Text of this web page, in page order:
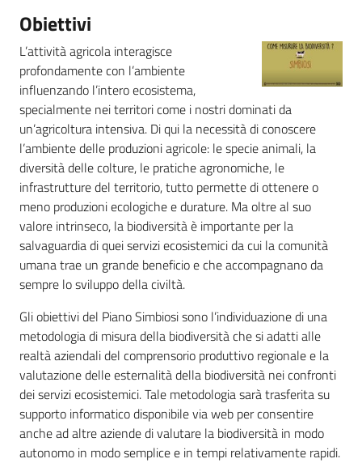
in
cifre
Seguici
su
Obiettivi
L’attività agricola interagisce
profondamente con l’ambiente
influenzando l’intero ecosistema,
specialmente nei territori come i nostri dominati da
un’agricoltura intensiva. Di qui la necessità di conoscere
l’ambiente delle produzioni agricole: le specie animali, la
diversità delle colture, le pratiche agronomiche, le
infrastrutture del territorio, tutto permette di ottenere o
meno produzioni ecologiche e durature. Ma oltre al suo
valore intrinseco, la biodiversità è importante per la
salvaguardia di quei servizi ecosistemici da cui la comunità
umana trae un grande beneficio e che accompagnano da
sempre lo sviluppo della civiltà.
Gli obiettivi del Piano Simbiosi sono l’individuazione di una
metodologia di misura della biodiversità che si adatti alle
realtà aziendali del comprensorio produttivo regionale e la
valutazione delle esternalità della biodiversità nei confronti
dei servizi ecosistemici. Tale metodologia sarà trasferita su
supporto informatico disponibile via web per consentire
anche ad altre aziende di valutare la biodiversità in modo
autonomo in modo semplice e in tempi relativamente rapidi.